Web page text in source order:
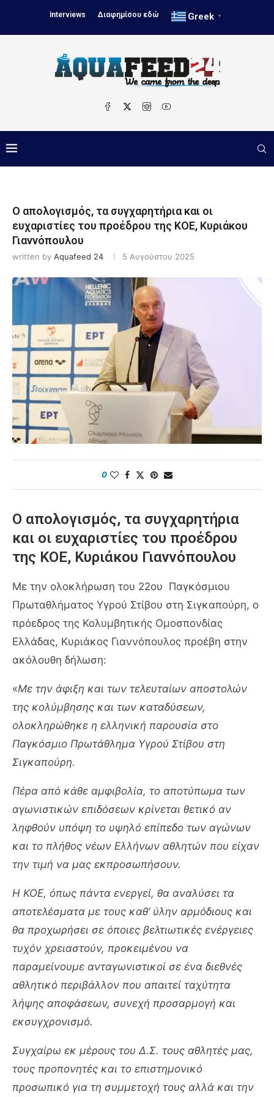
Interviews Διαφημίσου εδώ Greek ▼
Ο απολογισμός, τα συγχαρητήρια και οι
ευχαριστίες του προέδρου της ΚΟΕ, Κυριάκου
Γιαννόπουλου
written by Aquafeed 24 5 Αυγούστου 2025
0
Ο απολογισμός, τα συγχαρητήρια
και οι ευχαριστίες του προέδρου
της ΚΟΕ, Κυριάκου Γιαννόπουλου
Με την ολοκλήρωση του 22ου Παγκόσμιου
Πρωταθλήματος Υγρού Στίβου στη Σιγκαπούρη, ο
πρόεδρος της Κολυμβητικής Ομοσπονδίας
Ελλάδας, Κυριάκος Γιαννόπουλος προέβη στην
ακόλουθη δήλωση:
«Με την άφιξη και των τελευταίων αποστολών
της κολύμβησης και των καταδύσεων,
ολοκληρώθηκε η ελληνική παρουσία στο
Παγκόσμιο Πρωτάθλημα Υγρού Στίβου στη
Σιγκαπούρη.
Πέρα από κάθε αμφιβολία, το αποτύπωμα των
αγωνιστικών επιδόσεων κρίνεται θετικό αν
ληφθούν υπόψη το υψηλό επίπεδο των αγώνων
και το πλήθος νέων Ελλήνων αθλητών που είχαν
την τιμή να μας εκπροσωπήσουν.
Η ΚΟΕ, όπως πάντα ενεργεί, θα αναλύσει τα
αποτελέσματα με τους καθ’ ύλην αρμόδιους και
θα προχωρήσει σε όποιες βελτιωτικές ενέργειες
τυχόν χρειαστούν, προκειμένου να
παραμείνουμε ανταγωνιστικοί σε ένα διεθνές
αθλητικό περιβάλλον που απαιτεί ταχύτητα
λήψης αποφάσεων, συνεχή προσαρμογή και
εκσυγχρονισμό.
Συγχαίρω εκ μέρους του Δ.Σ. τους αθλητές μας,
τους προπονητές και το επιστημονικό
προσωπικό για τη συμμετοχή τους αλλά και την